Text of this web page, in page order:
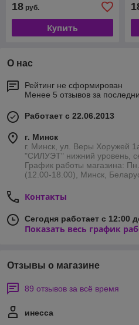
18 руб.
Купить
О нас
Рейтинг не сформирован
Менее 5 отзывов за
Работает с 22.06.2013
г. Минск
г. Минск, ул. Веры Хоружей
"СИЛУЭТ" нижний уровень,
График работы магазина:
(12.00-18.00), Минск,
Контакты
Сегодня работает с 12:00
Показать весь график
Отзывы о магазине
89 отзывов за всё время
инесса